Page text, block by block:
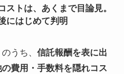
ストは、あくまで目論見。
にはじめて判明
うち、 信託報酬を表に出
の費用・手数料を隠れコス